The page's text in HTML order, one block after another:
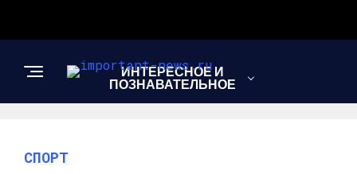
ИНТЕРЕСНОЕ И
ПОЗНАВАТЕЛЬНОЕ
СПОРТ